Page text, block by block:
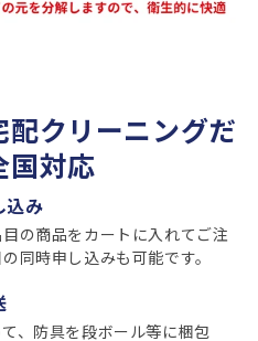
クリーニングだ
国対応
込み
の商品をカートに入れてご注
同時申し込みも可能です。
、防具を段ボール等に梱包